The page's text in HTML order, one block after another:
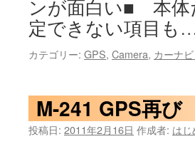
ンが面白い■ 本体
定できない項目
カテゴリー: GPS, Camera, カーナ
M-241 GPS再び
投稿日: 2011年2月16日 作成者: はじ